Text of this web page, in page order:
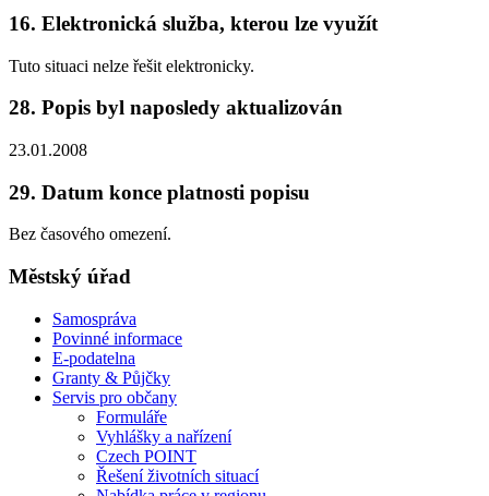
16. Elektronická služba, kterou lze využít
Tuto situaci nelze řešit elektronicky.
28. Popis byl naposledy aktualizován
23.01.2008
29. Datum konce platnosti popisu
Bez časového omezení.
Městský úřad
Samospráva
Povinné informace
E-podatelna
Granty & Půjčky
Servis pro občany
Formuláře
Vyhlášky a nařízení
Czech POINT
Řešení životních situací